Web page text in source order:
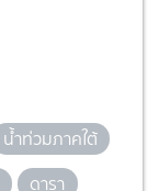
น้ำท่วมภาคใต้
ดารา